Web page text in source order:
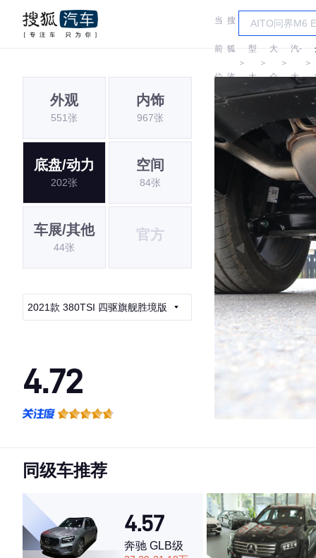
当
前
位
置:
搜
狐
汽
车
＞
车
型
大
＞
大
众
＞
一
汽-
大
众
＞
外观
551张
内饰
967张
底盘/动力
202张
空间
84张
车展/其他
44张
官方
2021款 380TSI 四驱旗舰胜境版
4.72
·空间表现较为优秀，优于80%同级车
同级车推荐
4.57
奔驰 GLB级